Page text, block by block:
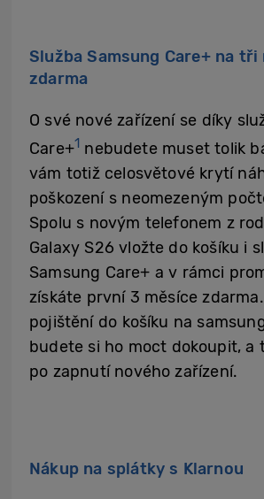
Služba Samsung Care+ na tři
zdarma
O své nové zařízení se díky
Care+1 nebudete muset tolik
vám totiž celosvětové krytí
poškození s neomezeným
Spolu s novým telefonem z
Galaxy S26 vložte do košíku i
Samsung Care+ a v rámci
získáte první 3 měsíce
pojištění do košíku na
budete si ho moct dokoupit, a
po zapnutí nového zařízení.
Nákup na splátky s Klarnou